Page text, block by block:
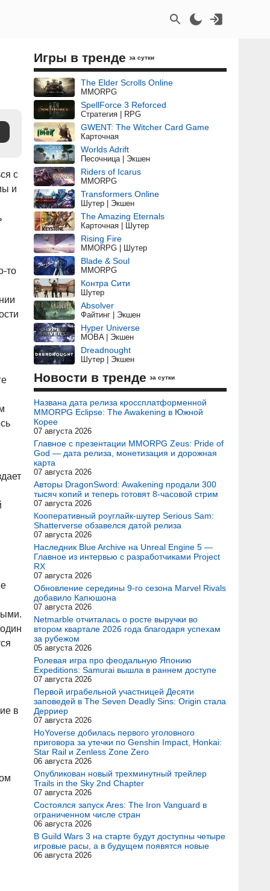
с
и
то
в
Игры в тренде за сутки
The Elder Scrolls Online
MMORPG
SpellForce 3 Reforced
Стратегия | RPG
GWENT: The Witcher Card Game
Карточная
Worlds Adrift
Песочница | Экшен
Riders of Icarus
MMORPG
Transformers Online
Шутер | Экшен
The Amazing Eternals
Карточная | Шутер
Rising Fire
MMORPG | Шутер
Blade & Soul
MMORPG
Контра Сити
Шутер
Absolver
Файтинг | Экшен
Hyper Universe
MOBA | Экшен
Dreadnought
Шутер | Экшен
Новости в тренде за сутки
Названа дата релиза кроссплатформенной
MMORPG Eclipse: The Awakening в Южной
Корее
07 августа 2026
Главное с презентации MMORPG Zeus: Pride of
God — дата релиза, монетизация и дорожная
карта
07 августа 2026
Авторы DragonSword: Awakening продали 300
тысяч копий и теперь готовят 8-часовой стрим
07 августа 2026
Кооперативный роуглайк-шутер Serious Sam:
Shatterverse обзавелся датой релиза
07 августа 2026
Наследник Blue Archive на Unreal Engine 5 —
Главное из интервью с разработчиками Project
RX
07 августа 2026
Обновление середины 9-го сезона Marvel Rivals
добавило Капюшона
07 августа 2026
Netmarble отчиталась о росте выручки во
втором квартале 2026 года благодаря успехам
за рубежом
05 августа 2026
Ролевая игра про феодальную Японию
Expeditions: Samurai вышла в раннем доступе
07 августа 2026
Первой играбельной участницей Десяти
заповедей в The Seven Deadly Sins: Origin стала
Дерриер
07 августа 2026
HoYoverse добилась первого уголовного
приговора за утечки по Genshin Impact, Honkai:
Star Rail и Zenless Zone Zero
06 августа 2026
Опубликован новый трехминутный трейлер
Trails in the Sky 2nd Chapter
07 августа 2026
Состоялся запуск Ares: The Iron Vanguard в
ограниченном числе стран
06 августа 2026
В Guild Wars 3 на старте будут доступны четыре
игровые расы, а в будущем появятся новые
06 августа 2026